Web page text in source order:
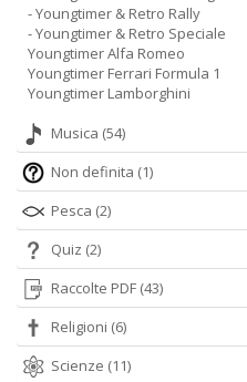
- Youngtimer & Retro Rally
- Youngtimer & Retro Speciale
Youngtimer Alfa Romeo
Youngtimer Ferrari Formula 1
Youngtimer Lamborghini
Musica (54)
Non definita (1)
Pesca (2)
Quiz (2)
Raccolte PDF (43)
Religioni (6)
Scienze (11)